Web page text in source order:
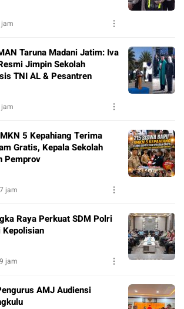
Taruna Madani Jatim: Iva
Jimpin Sekolah
TNI AL & Pesantren
5 Kepahiang Terima
Gratis, Kepala Sekolah
Pemprov
jam
Raya Perkuat SDM Polri
Kepolisian
jam
AMJ Audiensi